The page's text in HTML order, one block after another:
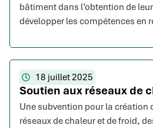
bâtiment dans l’obtention de
développer les compétences en
18 juillet 2025
Soutien aux réseaux de
Une subvention pour la création
réseaux de chaleur et de froid,